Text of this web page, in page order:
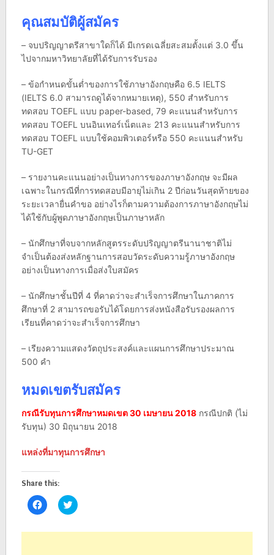
คุณสมบัติผู้สมัคร
– จบปริญญาตรีสาขาใดก็ได้ มีเกรดเฉลี่ยสะสมตั้งแต่ 3.0 ขึ้น
ไปจากมหาวิทยาลัยที่ได้รับการรับรอง
– ข้อกำหนดขั้นต่ำของการใช้ภาษาอังกฤษคือ 6.5 IELTS
(IELTS 6.0 สามารถดูได้จากหมายเหตุ), 550 สำหรับการ
ทดสอบ TOEFL แบบ paper-based, 79 คะแนนสำหรับการ
ทดสอบ TOEFL บนอินเทอร์เน็ตและ 213 คะแนนสำหรับการ
ทดสอบ TOEFL แบบใช้คอมพิวเตอร์หรือ 550 คะแนนสำหรับ
TU-GET
– รายงานคะแนนอย่างเป็นทางการของภาษาอังกฤษ จะมีผล
เฉพาะในกรณีที่การทดสอบมีอายุไม่เกิน 2 ปีก่อนวันสุดท้ายของ
ระยะเวลายื่นคำขอ อย่างไรก็ตามความต้องการภาษาอังกฤษไม่
ได้ใช้กับผู้พูดภาษาอังกฤษเป็นภาษาหลัก
– นักศึกษาที่จบจากหลักสูตรระดับปริญญาตรีนานาชาติไม่
จำเป็นต้องส่งหลักฐานการสอบวัดระดับความรู้ภาษาอังกฤษ
อย่างเป็นทางการเมื่อส่งใบสมัคร
– นักศึกษาชั้นปีที่ 4 ที่คาดว่าจะสำเร็จการศึกษาในภาคการ
ศึกษาที่ 2 สามารถขอรับได้โดยการส่งหนังสือรับรองผลการ
เรียนที่คาดว่าจะสำเร็จการศึกษา
– เรียงความแสดงวัตถุประสงค์และแผนการศึกษาประมาณ
500 คำ
หมดเขตรับสมัคร
กรณีรับทุนการศึกษาหมดเขต 30 เมษายน 2018กรณีปกติ (ไม่
รับทุน) 30 มิถุนายน 2018
แหล่งที่มาทุนการศึกษา
Share this:
Click
to
Facebook
Click
to
Twitter